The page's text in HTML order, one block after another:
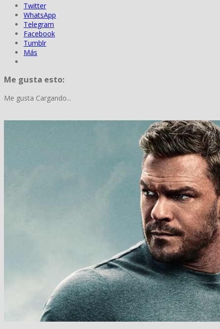
Twitter
WhatsApp
Telegram
Facebook
Tumblr
Más
Me gusta esto:
Me gusta Cargando...